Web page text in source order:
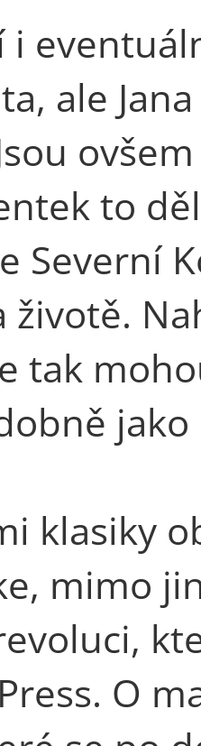
i
ale
to
Severní
životě.
tak
klasiky
mimo
O